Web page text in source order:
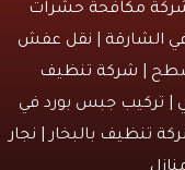
مكافحة حشرات
|نقل عفش
|شركة تنظيف
جبس بورد في
بالبخار |نجار